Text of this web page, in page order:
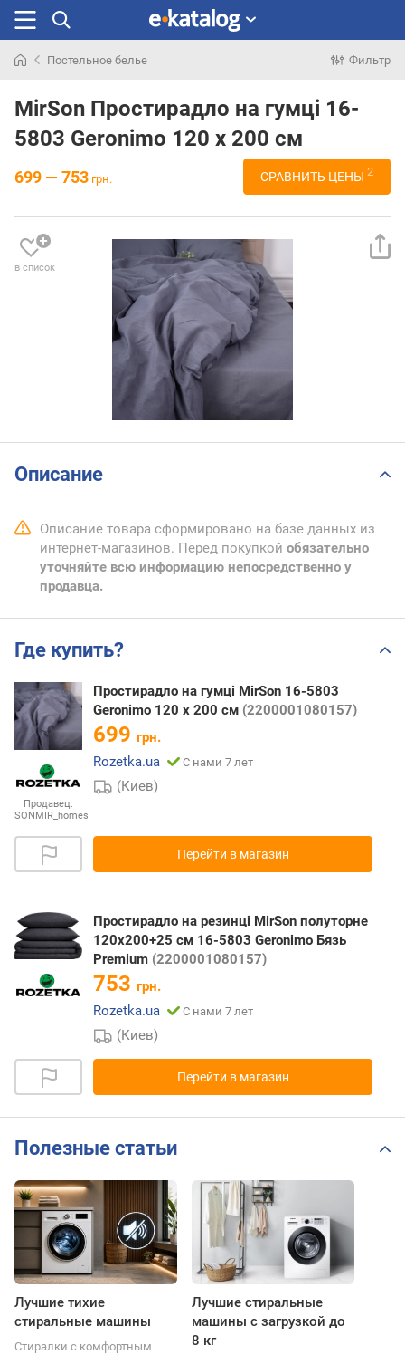
раньше
Постельное белье Фильтр
MirSon Простирадло на гумці 16-
5803 Geronimo 120 х 200 см
699 — 753 грн. СРАВНИТЬ ЦЕНЫ 2
в список
Описание
Описание товара сформировано на базе данных из
интернет-магазинов. Перед покупкой обязательно
уточняйте всю информацию непосредственно у
продавца.
Где купить?
Продавец:
SONMIR_homes
Простирадло на гумці MirSon 16-5803
Geronimo 120 х 200 см (2200001080157)
699 грн.
Rozetka.ua
С нами 7 лет
(Киев)
Перейти в магазин
Простирадло на резинці MirSon полуторне
120x200+25 см 16-5803 Geronimo Бязь
Premium (2200001080157)
753 грн.
Rozetka.ua
С нами 7 лет
(Киев)
Перейти в магазин
Полезные статьи
Лучшие тихие
стиральные машины
Стиралки с комфортным
Лучшие стиральные
машины с загрузкой до
8 кг